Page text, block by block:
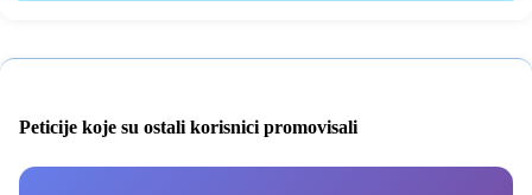
Peticije koje su ostali korisnici promovisali